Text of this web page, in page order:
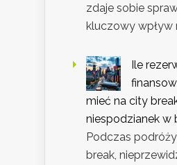
zdaje sobie
kluczowy wpływ
Ile
mieć na city
niespodzianek w
Podczas
break,